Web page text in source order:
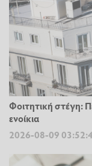
Φοιτητική στέγη:
ενοίκια
2026-08-09